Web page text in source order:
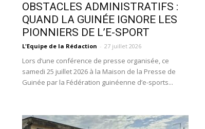
OBSTACLES ADMINISTRATIFS :
QUAND LA GUINÉE IGNORE LES
PIONNIERS DE L’E-SPORT
L'Equipe de la Rédaction - 27 juillet 2026
Lors d’une conférence de presse organisée, ce
samedi 25 juillet 2026 à la Maison de la Presse de
Guinée par la Fédération guinéenne d’e-sports...